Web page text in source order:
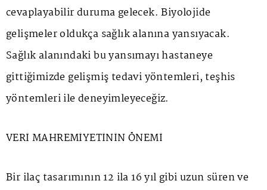
cevaplayabilir duruma gelecek. Biyolojide
gelişmeler oldukça sağlık alanına yansıyacak.
Sağlık alanındaki bu yansımayı hastaneye
gittiğimizde gelişmiş tedavi yöntemleri, teşhis
yöntemleri ile deneyimleyeceğiz.
VERİ MAHREMİYETİNİN ÖNEMİ
Bir ilaç tasarımının 12 ila 16 yıl gibi uzun süren ve